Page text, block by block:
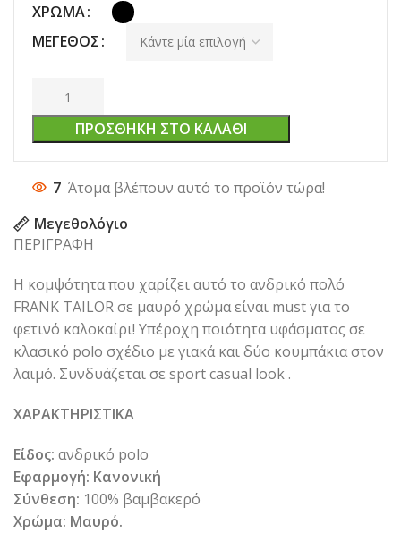
ΧΡΏΜΑ
ΜΈΓΕΘΟΣ
ΠΡΟΣΘΉΚΗ ΣΤΟ ΚΑΛΆΘΙ
7 Άτομα βλέπουν αυτό το προϊόν τώρα!
Μεγεθολόγιο
ΠΕΡΙΓΡΑΦΗ
Η κομψότητα που χαρίζει αυτό το ανδρικό πολό
FRANK TAILORσε μαυρό χρώμα είναι must για το
φετινό καλοκαίρι! Υπέροχη ποιότητα υφάσματος σε
κλασικό polo σχέδιο με γιακά και δύο κουμπάκια στον
λαιμό. Συνδυάζεται σε sport casual look .
ΧΑΡΑΚΤΗΡΙΣΤΙΚΑ
Είδος: ανδρικό polo
Εφαρμογή: Κανονική
Σύνθεση: 100% βαμβακερό
Χρώμα: Mαυρό.